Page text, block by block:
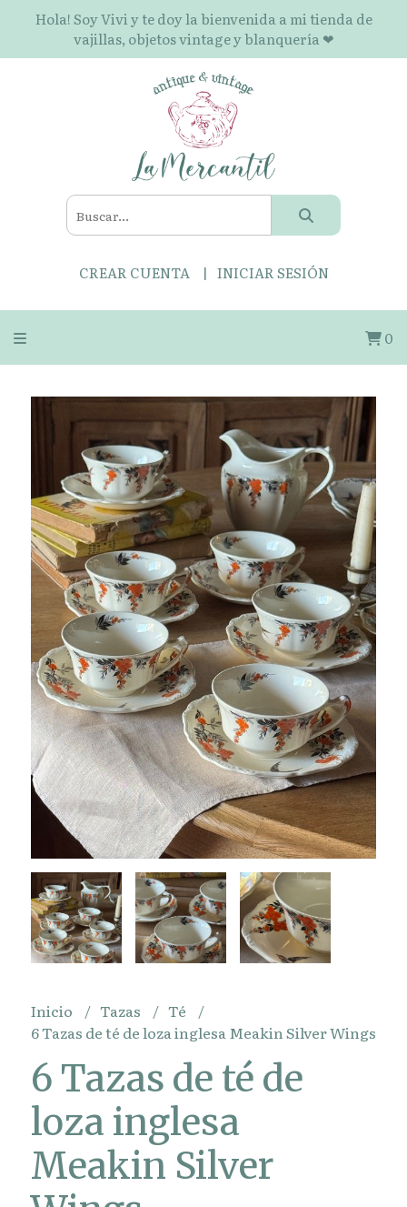
Hola! Soy Vivi y te doy la bienvenida a mi tienda de
vajillas, objetos vintage y blanquería ❤
CREAR CUENTA INICIAR SESIÓN
0
Inicio Tazas
Té
6 Tazas de té de loza inglesa Meakin Silver Wings
6 Tazas de té de
loza inglesa
Meakin Silver